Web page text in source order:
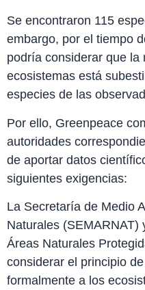
Se encontraron 115
embargo, por el tiempo
podría considerar que la
ecosistemas está
especies de las
Por ello, Greenpeace
autoridades
de aportar datos
siguientes exigencias:
La Secretaría de Medio
Naturales (SEMARNAT)
Áreas Naturales
considerar el principio
formalmente a los